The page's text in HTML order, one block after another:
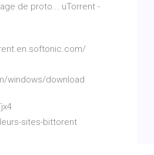
de proto... uTorrent -
windows/download
sites-bittorent